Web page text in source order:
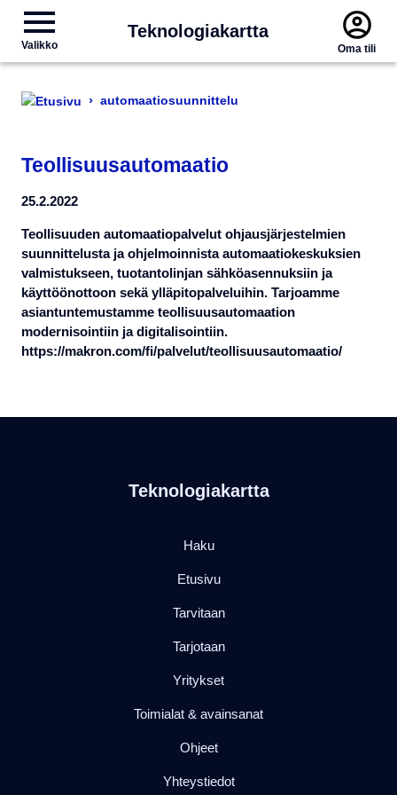
Valikko
Teknologiakartta
Oma tili
› automaatiosuunnittelu
Teollisuusautomaatio
25.2.2022
Teollisuuden automaatio­palvelut ohjausjärjestelmien
suunnittelusta ja ohjelmoinnista automaatio­keskuksien
valmistukseen, tuotantolinjan sähköasennuksiin ja
käyttöönottoon sekä ylläpito­palveluihin. Tarjoamme
asiantuntemustamme teollisuus­automaation
modernisointiin ja digitalisointiin.
https://makron.com/fi/palvelut/teollisuusautomaatio/
Teknologiakartta
Haku
Etusivu
Tarvitaan
Tarjotaan
Yritykset
Toimialat & avainsanat
Ohjeet
Yhteystiedot